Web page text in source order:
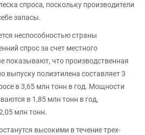
спроса, поскольку производители
запасы.
неспособностью страны
спрос за счет местного
показывают, что производственная
выпуску полиэтилена составляет 3
в 3,65 млн тонн в год. Мощности
в 1,85 млн тонн в год,
млн тонн.
высокими в течение трех-